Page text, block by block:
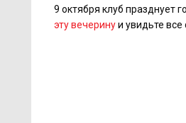
9 октября клуб празднует
эту вечеринуи увидьте